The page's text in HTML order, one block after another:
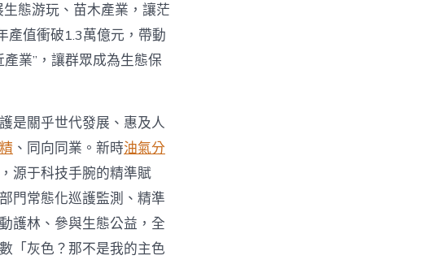
態游玩、苗木產業，讓茫
產值衝破1.3萬億元，帶動
業”，讓群眾成為生態保
是關乎世代發展、惠及人
、同向同業。新時油氣分
源于科技手腕的精準賦
門常態化巡護監測、精準
護林、參與生態公益，全
「灰色？那不是我的主色